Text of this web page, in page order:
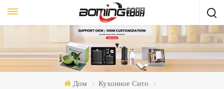
Дом
Кухонное Сито